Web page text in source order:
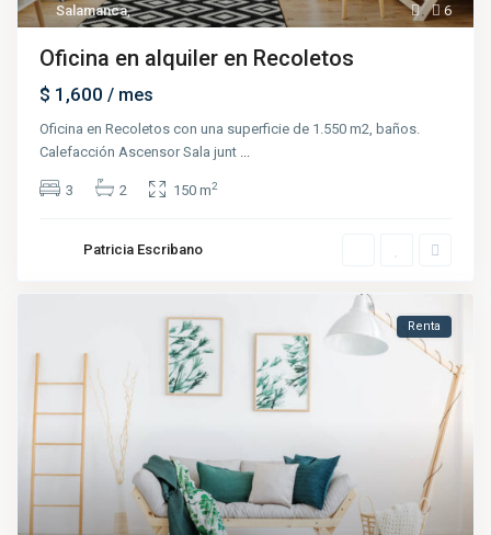
6
Salamanca,
Oficina en alquiler en Recoletos
$ 1,600/ mes
Oficina en Recoletos con una superficie de 1.550 m2, baños.
Calefacción Ascensor Sala junt ...
3 2 150 m2
Patricia Escribano
Renta